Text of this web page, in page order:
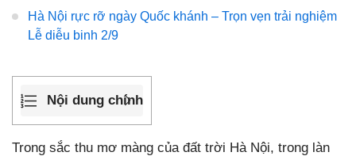
Hà Nội rực rỡ ngày Quốc khánh – Trọn vẹn trải nghiệm
Lễ diễu binh 2/9
Nội dung chính
Trong sắc thu mơ màng của đất trời Hà Nội, trong làn